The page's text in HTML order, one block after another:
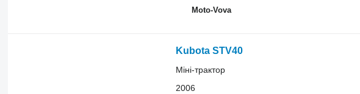
Moto-Vova
Kubota STV40
Міні-трактор
2006